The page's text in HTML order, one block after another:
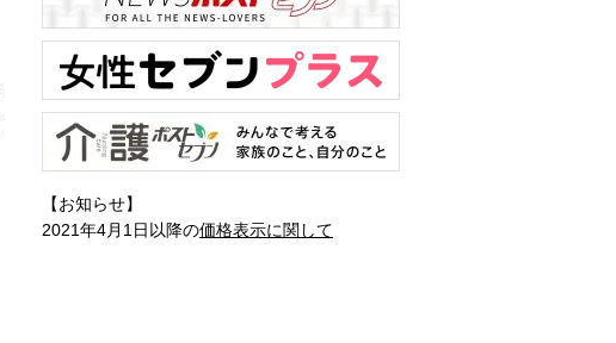
【お知らせ】
2021年4月1日以降の価格表示に関して